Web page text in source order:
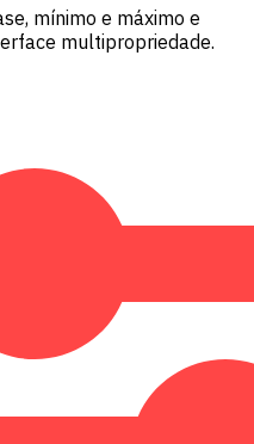
mínimo e máximo e
multipropriedade.